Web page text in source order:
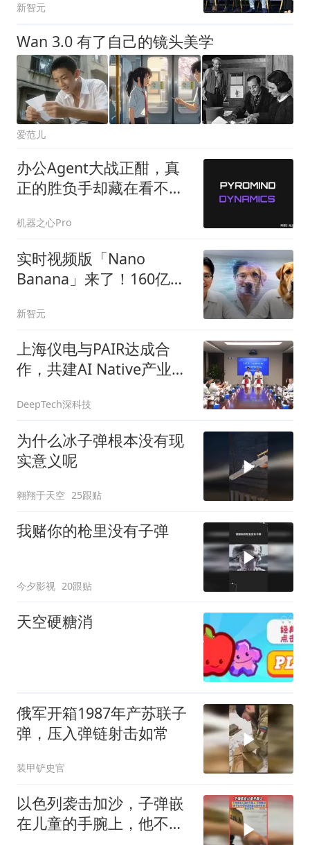
新智元
Wan 3.0 有了自己的镜头美学
爱范儿
办公Agent大战正酣，真
正的胜负手却藏在看不见
机器之心Pro
实时视频版「Nano
Banana」来了！160亿参
新智元
上海仪电与PAIR达成合
作，共建AI Native产业高
DeepTech深科技
为什么冰子弹根本没有现
实意义呢
翱翔于天空 25跟贴
我赌你的枪里没有子弹
今夕影视 20跟贴
天空硬糖消
俄军开箱1987年产苏联子
弹，压入弹链射击如常
装甲铲史官
以色列袭击加沙，子弹嵌
在儿童的手腕上，他不喊